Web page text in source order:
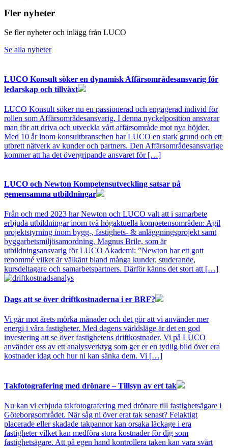
Fler nyheter
Se fler nyheter och inlägg från LUCO
Se alla nyheter
LUCO Konsult söker en dynamisk Affärsområdesansvarig för
ledarskap och tillväxt
LUCO Konsult söker nu en passionerad och engagerad individ för
rollen som Affärsområdesansvarig. I denna nyckelposition ansvarar
man för att driva och utveckla vårt affärsområde mot nya höjder.
Med 10 år inom konsultbranschen har LUCO en stark grund och ett
utbrett nätverk av kunder och partners. Den Affärsområdesansvarige
kommer att ha det övergripande ansvaret för […]
LUCO och Newton Kompetensutveckling satsar på
gemensamma utbildningar
Från och med 2023 har Newton och LUCO valt att i samarbete
erbjuda utbildningar inom två högaktuella kompetensområden: Agil
projektstyrning inom bygg-, fastighets- & anläggningsprojekt samt
byggarbetsmiljösamordning. Magnus Brile, som är
utbildningsansvarig för LUCO Akademi: ”Newton har ett gott
renommé vilket är välkänt bland många kunder, studerande,
kursdeltagare och samarbetspartners. Därför känns det stort att […]
Dags att se över driftkostnaderna i er BRF?
Vi går mot årets mörka månader och det gör att vi använder mer
energi i våra fastigheter. Med dagens världsläge är det en god
investering att se över fastighetens driftkostnader. Vi på LUCO
använder oss av ett analysverktyg som ger er en tydlig bild över era
kostnader idag och hur ni kan sänka dem. Vi […]
Takfotografering med drönare – Tillsyn av ert tak
Nu kan vi erbjuda takfotografering med drönare till fastighetsägare i
Göteborgsområdet. När såg ni över erat tak senast? Felaktigt
placerade eller skadade takpannor kan orsaka läckage i era
fastigheter vilket kan medföra stora kostnader för dig som
fastighetsägare. Att på egen hand kontrollera taken kan vara svårt